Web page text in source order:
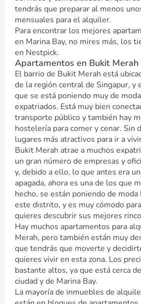
tendrás que preparar al menos
mensuales para el alquiler.
Para encontrar los mejores
en Marina Bay, no mires más, los
en Nestpick.
Apartamentos en Bukit Merah
El barrio de Bukit Merah está
de la región central de Singapur, y
que se está poniendo muy de
expatriados. Está muy bien
transporte público y también hay
hostelería para comer y cenar. Sin
lugares más atractivos para ir a
Bukit Merah atrae a muchos
un gran número de empresas y
y, debido a ello, lo que antes era
apagada, ahora es una de los que
hecho, se están poniendo de
este distrito, y es muy cómodo
quieres descubrir sus mejores
Hay muchos apartamentos para
Merah, pero también están muy
que tendrás que moverte y
quieres vivir en esta zona. Los
bastante altos, ya que está cerca
ciudad y de Marina Bay.
La mayoría de inmuebles de